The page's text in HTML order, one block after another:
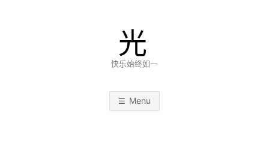
光
快乐始终如一
Menu